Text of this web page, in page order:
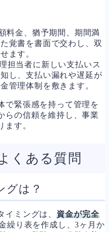
料金、猶予期間、期間満
覚書を書面で交わし、双
ます。
担当者に新しい支払いス
し、支払い漏れや遅延が
管理体制を敷きます。
で緊張感を持って管理を
らの信頼を維持し、事業
ます。
くある質問
グは？
イミングは、 資金が完全
繰り表を作成し、3ヶ月か